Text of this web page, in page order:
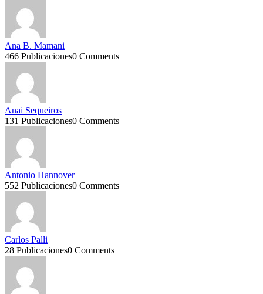
Ana B. Mamani
466 Publicaciones0 Comments
Anai Sequeiros
131 Publicaciones0 Comments
Antonio Hannover
552 Publicaciones0 Comments
Carlos Palli
28 Publicaciones0 Comments